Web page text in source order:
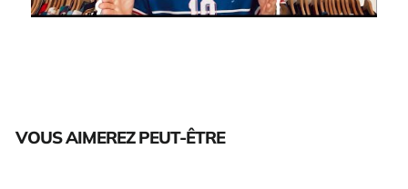
VOUS AIMEREZ PEUT-ÊTRE